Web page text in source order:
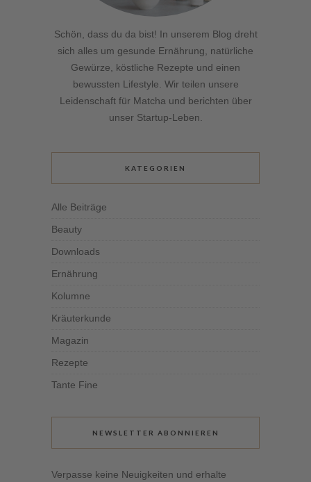
Schön, dass du da bist! In unserem Blog dreht
sich alles um gesunde Ernährung, natürliche
Gewürze, köstliche Rezepte und einen
bewussten Lifestyle. Wir teilen unsere
Leidenschaft für Matcha und berichten über
unser Startup-Leben.
KATEGORIEN
Alle Beiträge
Beauty
Downloads
Ernährung
Kolumne
Kräuterkunde
Magazin
Rezepte
Tante Fine
NEWSLETTER ABONNIEREN
Verpasse keine Neuigkeiten und erhalte